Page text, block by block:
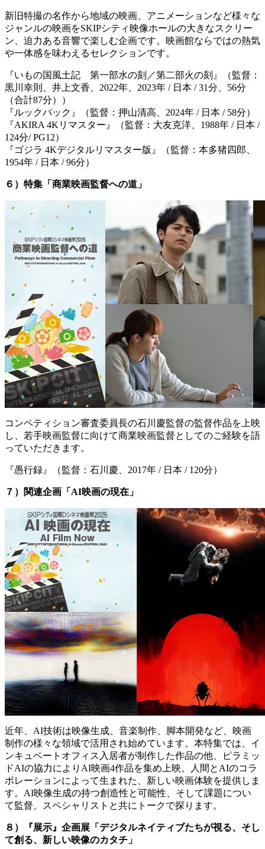
新旧特撮の名作から地域の映画、アニメーションなど様々な
ジャンルの映画をSKIPシティ映像ホールの大きなスクリー
ン、迫力ある音響で楽しむ企画です。映画館ならではの熱気
や一体感を味わえるセレクションです。
『いもの国風土記 第一部水の刻／第二部火の刻』（監督：
黒川幸則、井上文香、2022年、2023年 / 日本 / 31分、56分
（合計87分））
『ルックバック』（監督：押山清高、2024年 / 日本 / 58分）
『AKIRA 4Kリマスター』（監督：大友克洋、1988年 / 日本 /
124分/ PG12）
『ゴジラ 4Kデジタルリマスター版』（監督：本多猪四郎、
1954年 / 日本 / 96分）
６）特集「商業映画監督への道」
コンペティション審査委員長の石川慶監督の監督作品を上映
し、若手映画監督に向けて商業映画監督としてのご経験を語
っていただきます。
『愚行録』（監督：石川慶、2017年 / 日本 / 120分）
７）関連企画「AI映画の現在」
近年、AI技術は映像生成、音楽制作、脚本開発など、映画
制作の様々な領域で活用され始めています。本特集では、イ
ンキュベートオフィス入居者が制作した作品の他、ピラミッ
ドAIの協力によりAI映画4作品を集め上映。人間とAIのコラ
ボレーションによって生まれた、新しい映画体験を提供しま
す。AI映像生成の持つ創造性と可能性、そして課題につい
て監督、スペシャリストと共にトークで探ります。
８）『展示』企画展「デジタルネイティブたちが視る、そし
て創る、新しい映像のカタチ」